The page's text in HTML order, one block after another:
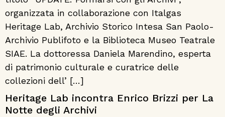
organizzata in collaborazione con Italgas
Heritage Lab, Archivio Storico Intesa San Paolo-
Archivio Publifoto e la Biblioteca Museo Teatrale
SIAE. La dottoressa Daniela Marendino, esperta
di patrimonio culturale e curatrice delle
collezioni dell’ […]
Heritage Lab incontra Enrico Brizzi per La
Notte degli Archivi